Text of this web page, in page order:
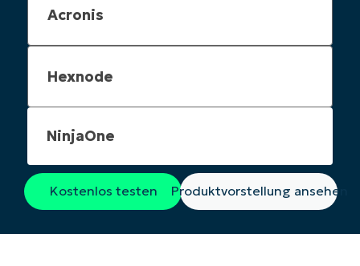
NinjaOne
Kostenlos testen Produktvorstellung ansehen